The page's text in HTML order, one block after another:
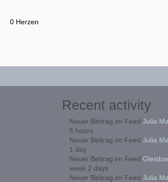
0 Herzen
Recent activity
Neuer Beitrag im Feed Julia
5 hours
Neuer Beitrag im Feed Julia
1 day
Neuer Beitrag im Feed
week 2 days
Neuer Beitrag im Feed Julia